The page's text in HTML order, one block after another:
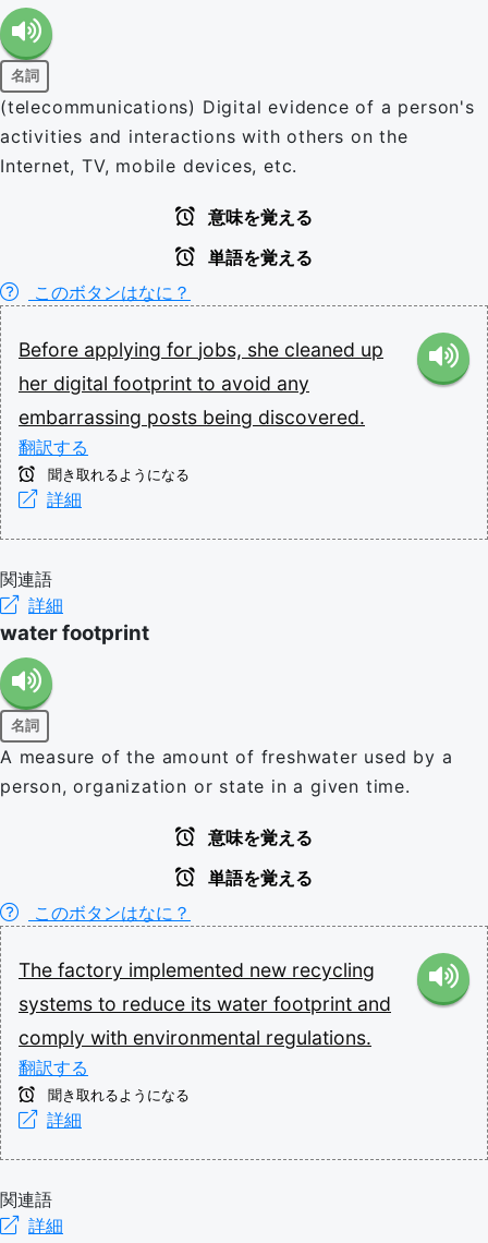
名詞
(telecommunications) Digital evidence of a person's
activities and interactions with others on the
Internet, TV, mobile devices, etc.
意味を覚える
単語を覚える
このボタンはなに？
Before applying for jobs, she cleaned up
her digital footprint to avoid any
embarrassing posts being discovered.
翻訳する
聞き取れるようになる
詳細
関連語
詳細
water footprint
名詞
A measure of the amount of freshwater used by a
person, organization or state in a given time.
意味を覚える
単語を覚える
このボタンはなに？
The factory implemented new recycling
systems to reduce its water footprint and
comply with environmental regulations.
翻訳する
聞き取れるようになる
詳細
関連語
詳細